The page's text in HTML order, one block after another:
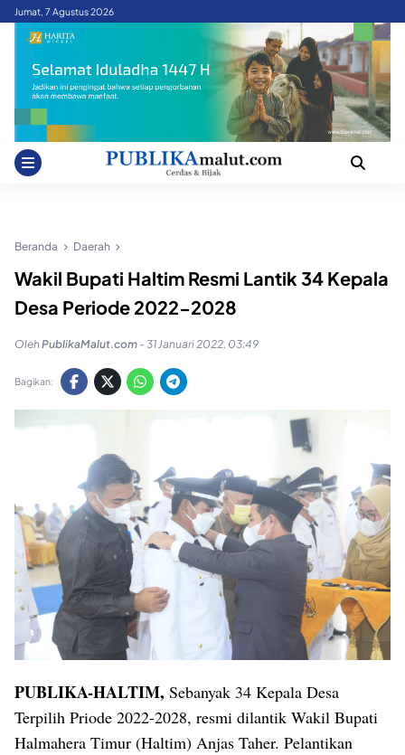
SkipJumat, 7 Agustus 2026
Beranda Daerah
Wakil Bupati Haltim Resmi Lantik 34 Kepala
Desa Periode 2022-2028
OlehPublikaMalut.com - 31 Januari 2022, 03:49
Bagikan:
PUBLIKA-HALTIM, Sebanyak 34 Kepala Desa
Terpilih Priode 2022-2028, resmi dilantik Wakil Bupati
Halmahera Timur (Haltim) Anjas Taher. Pelantikan